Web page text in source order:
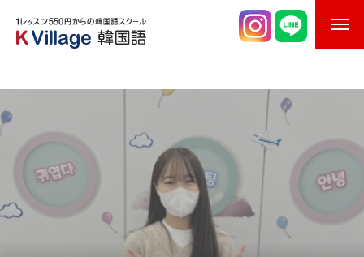
韓国語講師紹介
スケジュール
K Village韓国留学